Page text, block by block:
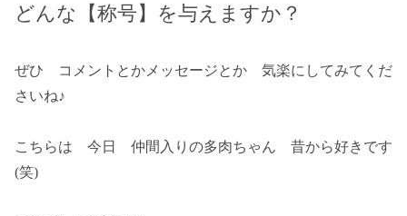
どんな【称号】を与えますか？
ぜひ コメントとかメッセージとか 気楽にしてみてくだ
さいね♪
こちらは 今日 仲間入りの多肉ちゃん 昔から好きです
(笑)